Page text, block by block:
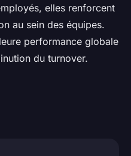
elles renforcent
au sein des équipes.
performance globale
du turnover.